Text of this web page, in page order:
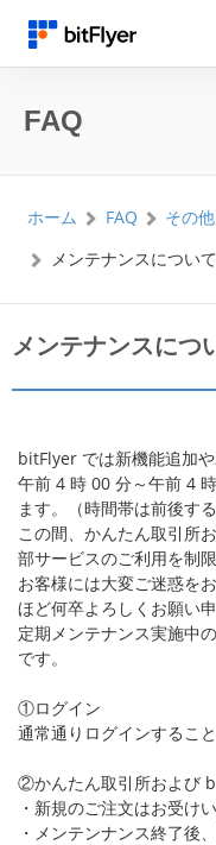
サービス一覧
料金
セキュリティ
サポート
FAQ
ホーム FAQ
その他
メンテナンスについ
メンテナンスにつ
bitFlyer では新機能追加
午前 4 時 00 分～午前 4
ます。（時間帯は前後す
この間、かんたん取引所
部サービスのご利用を制
お客様には大変ご迷惑を
ほど何卒よろしくお願い申
定期メンテナンス実施中
です。
①ログイン
通常通りログインすること
②かんたん取引所および
・新規のご注文はお受け
・メンテンナンス終了後